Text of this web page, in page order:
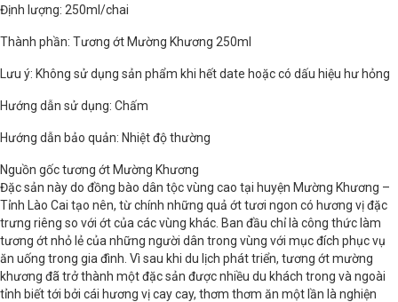
Định lượng: 250ml/chai
Thành phần: Tương ớt Mường Khương 250ml
Lưu ý: Không sử dụng sản phẩm khi hết date hoặc có dấu hiệu hư hỏng
Hướng dẫn sử dụng: Chấm
Hướng dẫn bảo quản: Nhiệt độ thường
Nguồn gốc tương ớt Mường Khương
Đặc sản này do đồng bào dân tộc vùng cao tại huyện Mường Khương –
Tỉnh Lào Cai tạo nên, từ chính những quả ớt tươi ngon có hương vị đặc
trưng riêng so với ớt của các vùng khác. Ban đầu chỉ là công thức làm
tương ớt nhỏ lẻ của những người dân trong vùng với mục đích phục vụ
ăn uống trong gia đình. Vì sau khi du lịch phát triển, tương ớt mường
khương đã trở thành một đặc sản được nhiều du khách trong và ngoài
tỉnh biết tới bởi cái hương vị cay cay, thơm thơm ăn một lần là nghiện